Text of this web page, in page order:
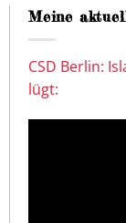
Meine
CSD Berlin:
lügt: